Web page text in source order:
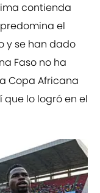
contienda
el
y se han dado
Faso no ha
Copa Africana
que lo logró en el